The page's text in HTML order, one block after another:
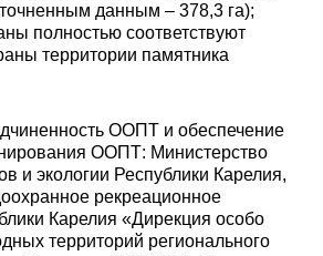
данным – 378,3 га);
полностью соответствуют
территории памятника
ООПТ и обеспечение
ООПТ: Министерство
и экологии Республики Карелия,
рекреационное
Карелия «Дирекция особо
территорий регионального